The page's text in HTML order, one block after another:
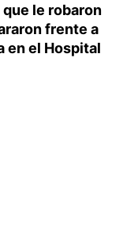
le robaron
frente a
en el Hospital